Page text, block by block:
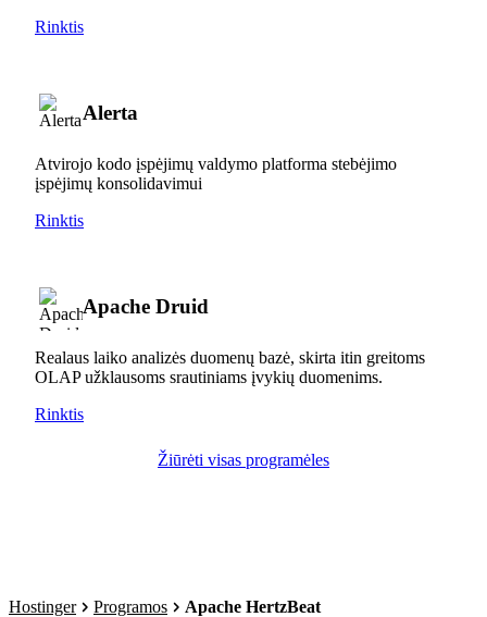
Rinktis
Alerta
Atvirojo kodo įspėjimų valdymo platforma stebėjimo
įspėjimų konsolidavimui
Rinktis
Apache Druid
Realaus laiko analizės duomenų bazė, skirta itin greitoms
OLAP užklausoms srautiniams įvykių duomenims.
Rinktis
Žiūrėti visas programėles
Hostinger Programos Apache HertzBeat